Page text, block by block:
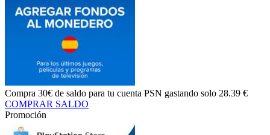
Compra 30€ de saldo para tu cuenta PSN gastando solo 28.39 €
COMPRAR SALDO
Promoción